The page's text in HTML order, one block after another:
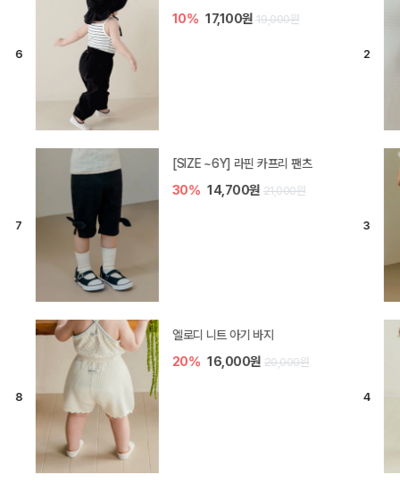
10% 17,100원 19,000원
[SIZE ~6Y] 라핀 카프리 팬츠
30% 14,700원 21,000원
엘로디 니트 아기 바지
20% 16,000원 20,000원